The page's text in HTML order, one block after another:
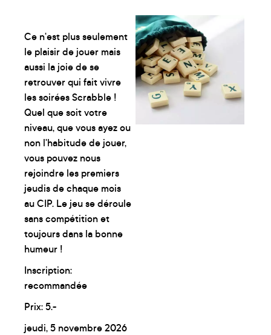
Ce n'est plus seulement
le plaisir de jouer mais
aussi la joie de se
retrouver qui fait vivre
les soirées Scrabble !
Quel que soit votre
niveau, que vous ayez ou
non l'habitude de jouer,
vous pouvez nous
rejoindre les premiers
jeudis de chaque mois
au CIP. Le jeu se déroule
sans compétition et
toujours dans la bonne
humeur !
Inscription:
recommandée
Prix: 5.-
jeudi, 5 novembre 2026